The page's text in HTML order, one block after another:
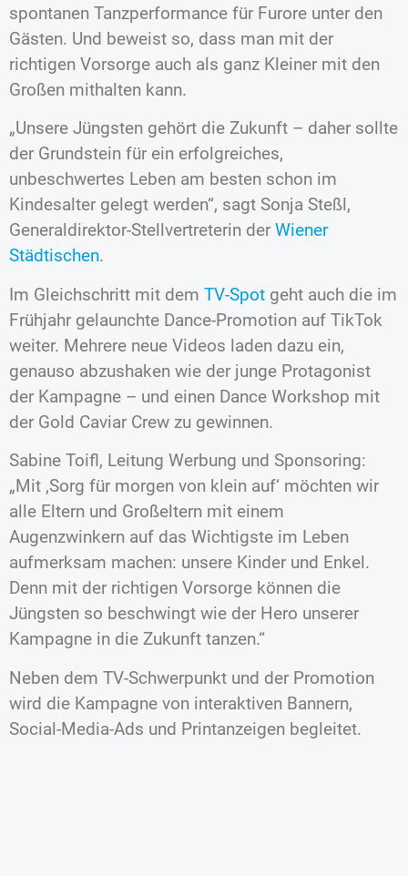
spontanen Tanzperformance für Furore unter den
Gästen. Und beweist so, dass man mit der
richtigen Vorsorge auch als ganz Kleiner mit den
Großen mithalten kann.
„Unsere Jüngsten gehört die Zukunft – daher sollte
der Grundstein für ein erfolgreiches,
unbeschwertes Leben am besten schon im
Kindesalter gelegt werden“, sagt Sonja Steßl,
Generaldirektor-Stellvertreterin der Wiener
Städtischen.
Im Gleichschritt mit dem TV-Spot geht auch die im
Frühjahr gelaunchte Dance-Promotion auf TikTok
weiter. Mehrere neue Videos laden dazu ein,
genauso abzushaken wie der junge Protagonist
der Kampagne – und einen Dance Workshop mit
der Gold Caviar Crew zu gewinnen.
Sabine Toifl, Leitung Werbung und Sponsoring:
„Mit ‚Sorg für morgen von klein auf‘ möchten wir
alle Eltern und Großeltern mit einem
Augenzwinkern auf das Wichtigste im Leben
aufmerksam machen: unsere Kinder und Enkel.
Denn mit der richtigen Vorsorge können die
Jüngsten so beschwingt wie der Hero unserer
Kampagne in die Zukunft tanzen.“
Neben dem TV-Schwerpunkt und der Promotion
wird die Kampagne von interaktiven Bannern,
Social-Media-Ads und Printanzeigen begleitet.